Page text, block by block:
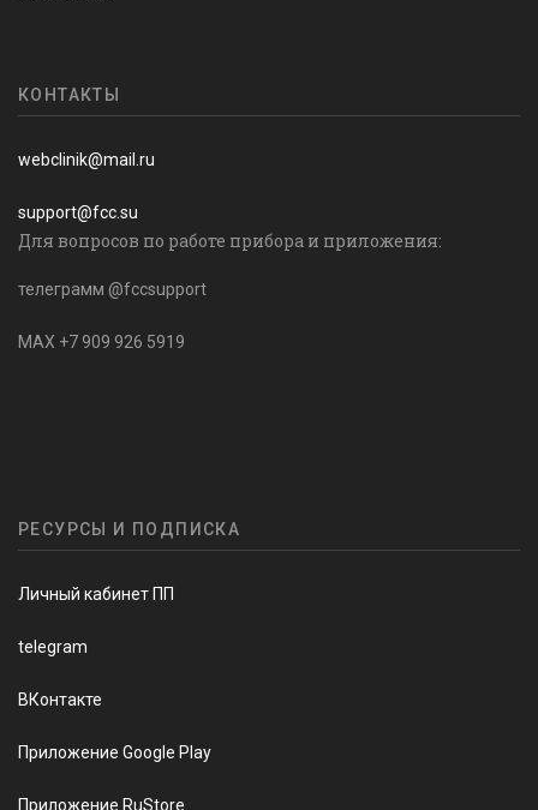
КОНТАКТЫ
webclinik@mail.ru
support@fcc.su
Для вопросов по работе прибора и приложения:
телеграмм @fccsupport
MAX +7 909 926 5919
РЕСУРСЫ И ПОДПИСКА
Личный кабинет ПП
telegram
ВКонтакте
Приложение Google Play
Приложение RuStore